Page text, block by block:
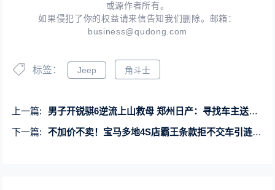
或源作者所有。
如果侵犯了你的权益请来信告知我们删除。邮箱：
business@qudong.com
标签： Jeep 角斗士
上一篇:
男子开锐骐6逆流上山救母 郑州日产：寻找车主送全新皮卡！
下一篇:
不加价不卖！宝马多地4S店霸王条款拒不交车引涟漪效应：奔驰、奥迪定车不定价